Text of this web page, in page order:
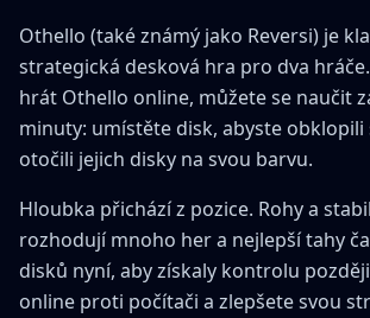
Othello (také známý jako Reversi) je
strategická desková hra pro dva
hrát Othello online, můžete se naučit
minuty: umístěte disk, abyste obklopili
otočili jejich disky na svou barvu.
Hloubka přichází z pozice. Rohy a
rozhodují mnoho her a nejlepší tahy
disků nyní, aby získaly kontrolu
online proti počítači a zlepšete svou